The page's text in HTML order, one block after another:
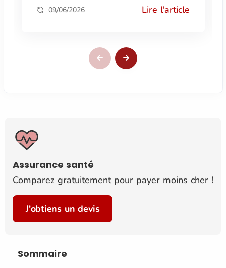
09/06/2026 Lire l'article
Assurance santé
Comparez gratuitement pour payer moins cher !
J'obtiens un devis
Sommaire